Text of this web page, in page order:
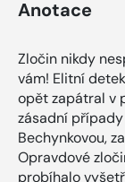
Anotace
Zločin nikdy
vám! Elitní
opět zapátral v
zásadní
Bechynkovou,
Opravdové
probíhalo